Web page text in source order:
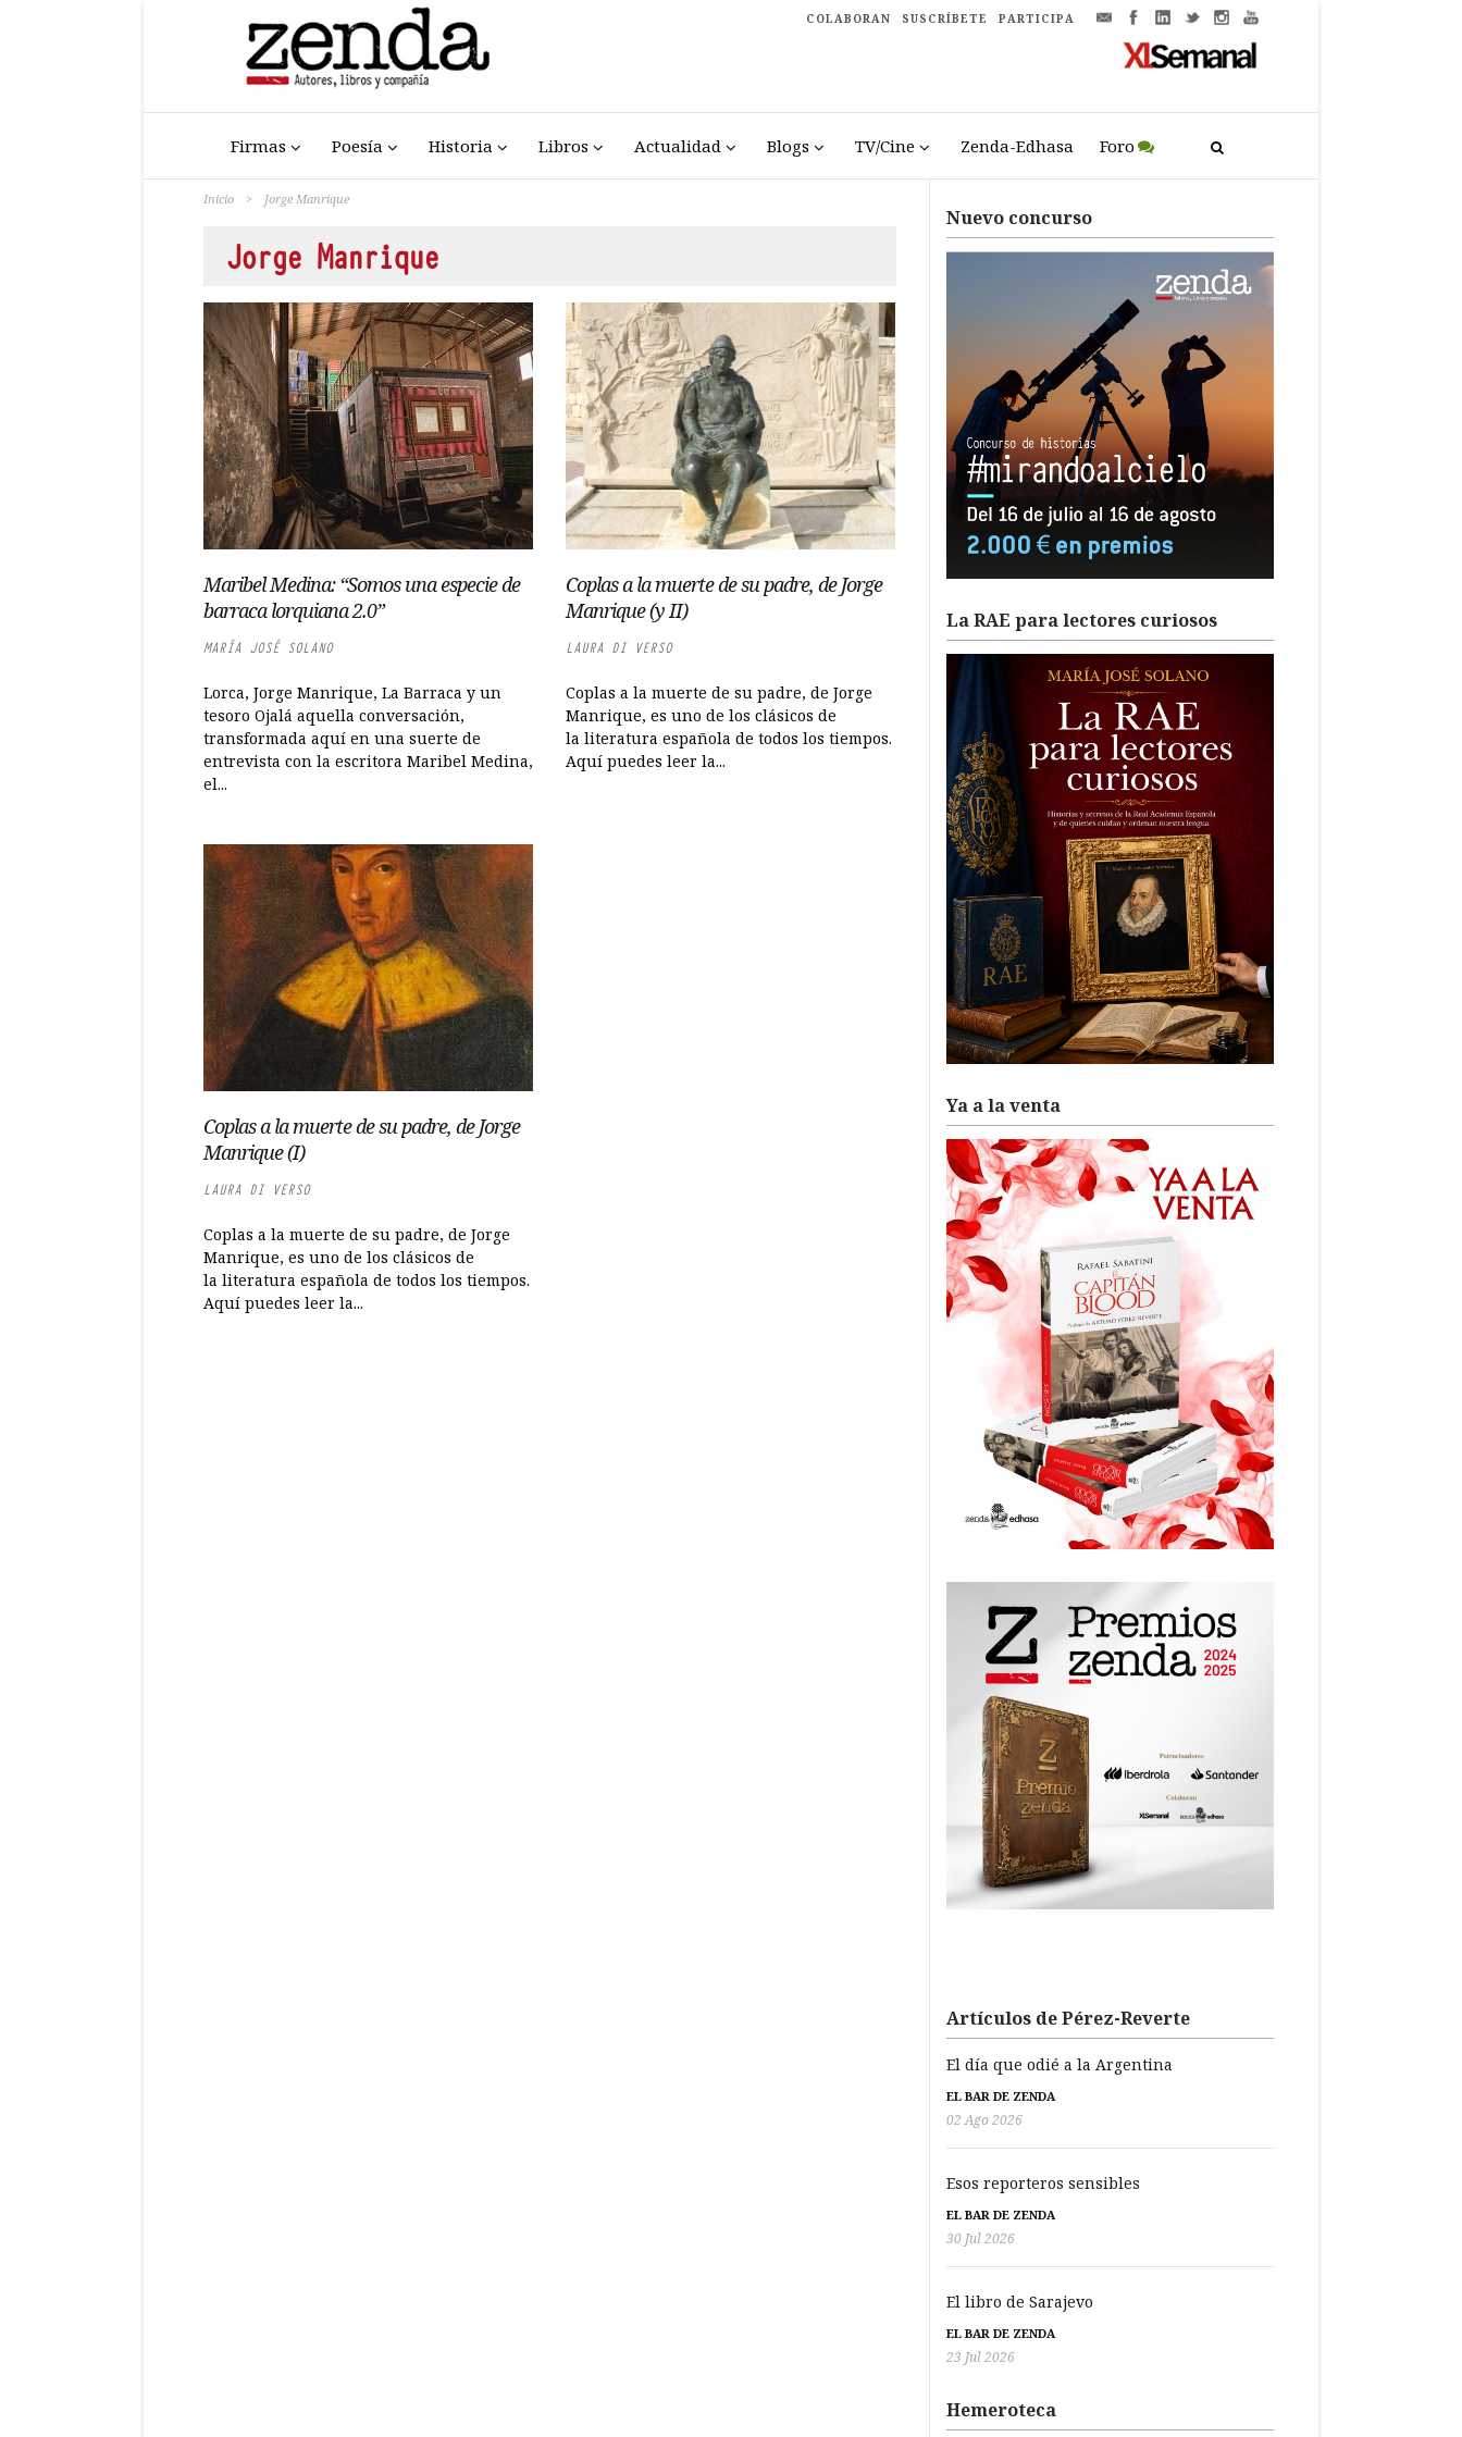
COLABORAN SUSCRÍBETE PARTICIPA
Firmas Poesía Historia Libros Actualidad Blogs TV/Cine Zenda-Edhasa Foro
Inicio > Jorge Manrique
Jorge Manrique
Maribel Medina: “Somos una especie de
barraca lorquiana 2.0”
MARÍA JOSÉ SOLANO
Lorca, Jorge Manrique, La Barraca y un
tesoro Ojalá aquella conversación,
transformada aquí en una suerte de
entrevista con la escritora Maribel Medina,
el...
Coplas a la muerte de su padre, de Jorge
Manrique (y II)
LAURA DI VERSO
Coplas a la muerte de su padre, de Jorge
Manrique, es uno de los clásicos de
la literatura española de todos los tiempos.
Aquí puedes leer la...
Coplas a la muerte de su padre, de Jorge
Manrique (I)
LAURA DI VERSO
Coplas a la muerte de su padre, de Jorge
Manrique, es uno de los clásicos de
la literatura española de todos los tiempos.
Aquí puedes leer la...
Nuevo concurso
La RAE para lectores curiosos
Ya a la venta
Artículos de Pérez-Reverte
El día que odié a la Argentina
EL BAR DE ZENDA
02 Ago 2026
Esos reporteros sensibles
EL BAR DE ZENDA
30 Jul 2026
El libro de Sarajevo
EL BAR DE ZENDA
23 Jul 2026
Hemeroteca